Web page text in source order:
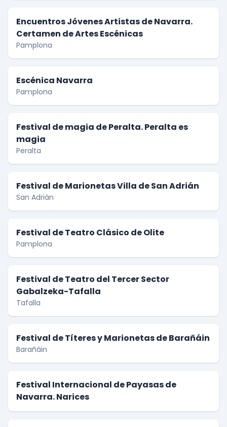
Encuentros Jóvenes Artistas de Navarra.
Certamen de Artes Escénicas
Pamplona
Escénica Navarra
Pamplona
Festival de magia de Peralta. Peralta es
magia
Peralta
Festival de Marionetas Villa de San Adrián
San Adrián
Festival de Teatro Clásico de Olite
Pamplona
Festival de Teatro del Tercer Sector
Gabalzeka-Tafalla
Tafalla
Festival de Títeres y Marionetas de Barañáin
Barañáin
Festival Internacional de Payasas de
Navarra. Narices